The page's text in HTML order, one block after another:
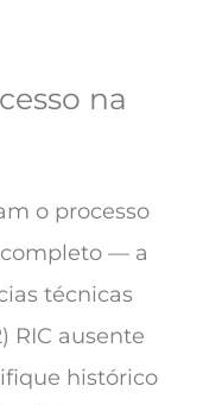
na
o processo
— a
técnicas
RIC ausente
histórico